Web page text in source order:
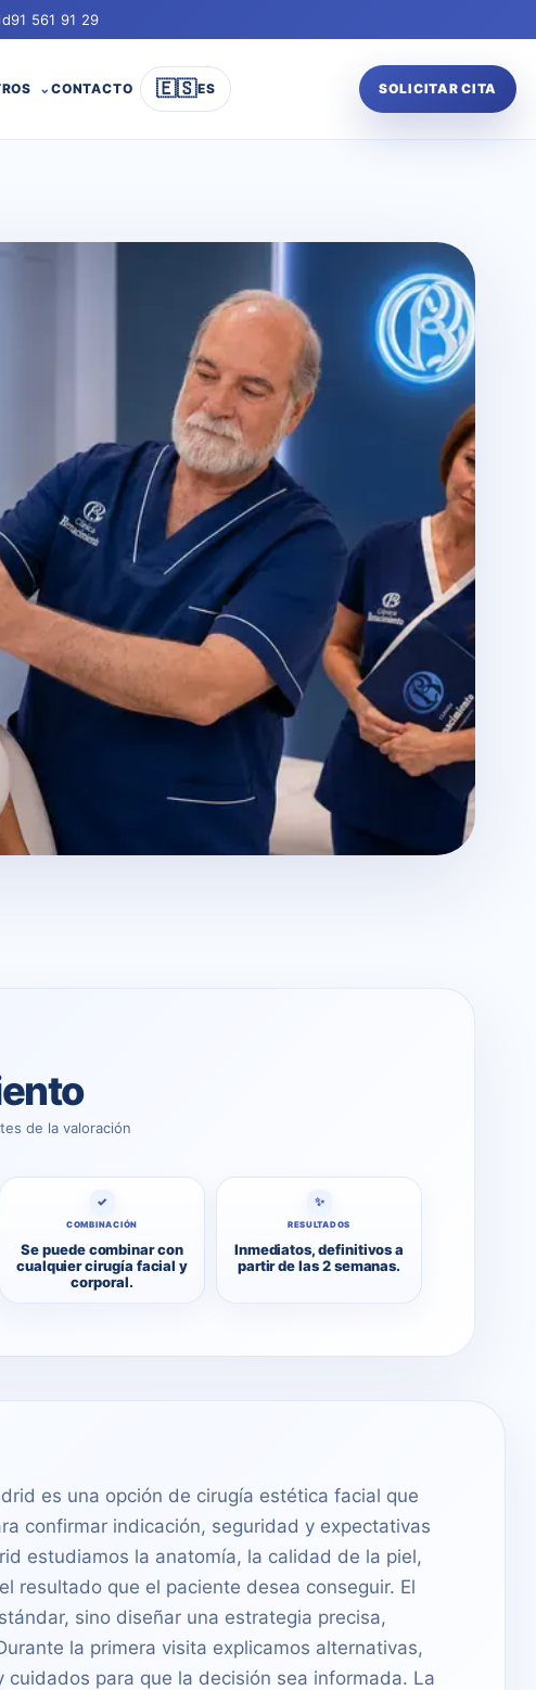
91 561 91 29
CONTACTO 🇪🇸ES SOLICITAR CITA
de la valoración
✓
COMBINACIÓN
Se puede combinar con
cualquier cirugía facial y
corporal.
✨
RESULTADOS
Inmediatos, definitivos a
partir de las 2 semanas.
es una opción de cirugía estética facial que
confirmar indicación, seguridad y expectativas
estudiamos la anatomía, la calidad de la piel,
resultado que el paciente desea conseguir. El
sino diseñar una estrategia precisa,
la primera visita explicamos alternativas,
para que la decisión sea informada. La